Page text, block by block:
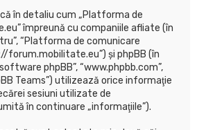
în detaliu cum „Platforma de
împreună cu companiile afliate (în
“Platforma de comunicare
forum.mobilitate.eu”) şi phpBB (în
phpBB”, “www.phpbb.com”,
Teams”) utilizează orice informaţie
sesiuni utilizate de
în continuare „informaţiile”).